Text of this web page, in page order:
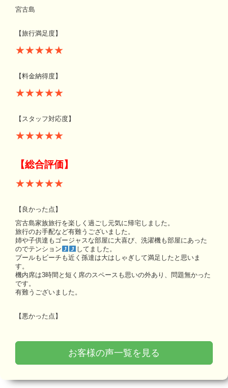
宮古島
【旅行満足度】
★★★★★
【料金納得度】
★★★★★
【スタッフ対応度】
★★★★★
【総合評価】
★★★★★
【良かった点】
宮古島家族旅行を楽しく過ごし元気に帰宅しました。
旅行のお手配など有難うございました。
姉や子供達もゴージャスな部屋に大喜び、洗濯機も部屋にあった
のでテンション
してました。
プールもビーチも近く孫達は大はしゃぎして満足したと思いま
す。
機内席は3時間と短く席のスペースも思いの外あり、問題無かった
です。
有難うございました。
【悪かった点】
お客様の声一覧を見る